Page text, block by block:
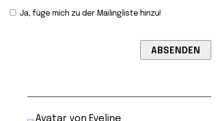
Ja, füge mich zu der Mailingliste hinzu!